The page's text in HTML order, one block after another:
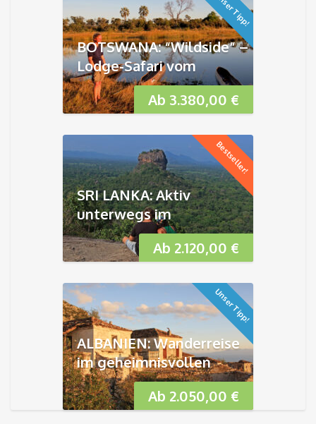
Unser Tipp!
Ab 3.380,00 €
BOTSWANA: “Wildside” –
Lodge-Safari vom
Okavango bis zu den
Viktoria-Fällen
Bestseller!
Ab 2.120,00 €
SRI LANKA: Aktiv
unterwegs im
Tropenparadies
Unser Tipp!
Ab 2.050,00 €
ALBANIEN: Wanderreise
im geheimnisvollen
Südosten Europas